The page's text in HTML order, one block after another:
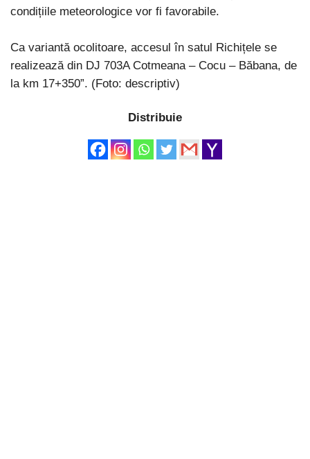
condițiile meteorologice vor fi favorabile.
Ca variantă ocolitoare, accesul în satul Richițele se
realizează din DJ 703A Cotmeana – Cocu – Băbana, de
la km 17+350”. (Foto: descriptiv)
Distribuie